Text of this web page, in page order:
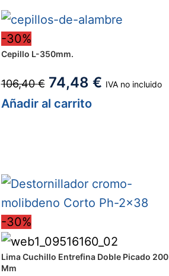
-30%
Cepillo L-350mm.
106,40€ 74,48 € IVA no incluido
Añadir al carrito
-30%
Lima Cuchillo Entrefina Doble Picado 200
Mm